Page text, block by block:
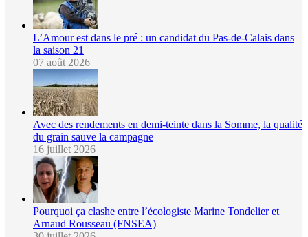
L’Amour est dans le pré : un candidat du Pas-de-Calais dans
la saison 21
07 août 2026
Avec des rendements en demi-teinte dans la Somme, la qualité
du grain sauve la campagne
16 juillet 2026
Pourquoi ça clashe entre l’écologiste Marine Tondelier et
Arnaud Rousseau (FNSEA)